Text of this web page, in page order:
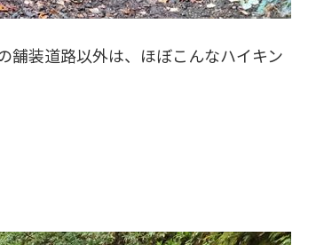
舗装道路以外は、ほぼこんなハイキン